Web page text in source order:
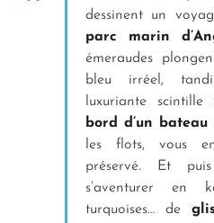
dessinent un
parc marin
émeraudes
bleu irréel,
luxuriante
bord d’un bateau
les flots, vous
préservé. Et
s’aventurer en
turquoises… de